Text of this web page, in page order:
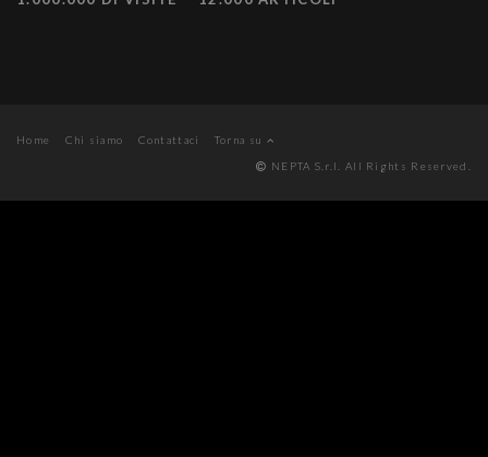
Home Chi siamo Contattaci
Torna su
NEPTA S.r.l. All Rights Reserved.